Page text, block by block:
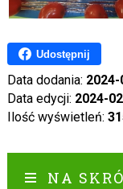
Udostępnij
Data dodania: 2024-
Data edycji: 2024-
Ilość wyświetleń:
NA